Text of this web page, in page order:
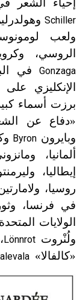
إحياء الشعر
Schiller
ولعب
الروسي،
Gonzaga في
الإنكليزي
برزت أسماء
«دفاع عن
وبايرون Byron
ألمانيا،
إيطاليا،
روسيا،
في فرنسا،
الولايات
ولُنْروتLönnrot
«كالفالا»